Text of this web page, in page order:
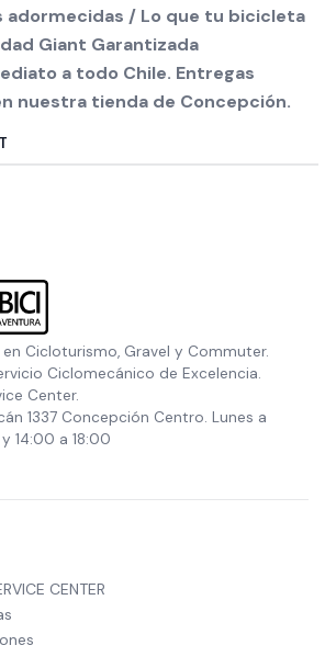
adormecidas / Lo que tu bicicleta
Giant Garantizada
a todo Chile. Entregas
nuestra tienda de Concepción.
Cicloturismo, Gravel y Commuter.
Ciclomecánico de Excelencia.
Center.
1337 Concepción Centro. Lunes a
14:00 a 18:00
CENTER